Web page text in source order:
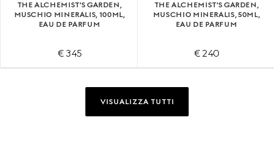
THE ALCHEMIST'S GARDEN,
MUSCHIO MINERALIS, 100ML,
EAU DE PARFUM
€ 345
THE ALCHEMIST'S GARDEN,
MUSCHIO MINERALIS, 50ML,
EAU DE PARFUM
€ 240
VISUALIZZA TUTTI